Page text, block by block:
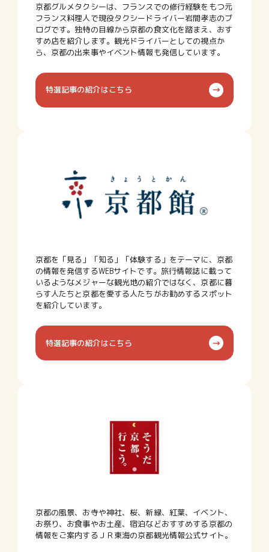
京都グルメタクシーは、フランスでの修行経験をもつ元
フランス料理人で現役タクシードライバー岩間孝志のブ
ログです。独特の目線から京都の食文化を踏まえ、おす
すめ店を紹介します。観光ドライバーとしての視点か
ら、京都の出来事やイベント情報も発信しています。
特選記事の紹介はこちら
京都を「見る」「知る」「体験する」をテーマに、京都
の情報を発信するWEBサイトです。旅行情報誌に載って
いるようなメジャーな観光地の紹介ではなく、京都に暮
らす人たちと京都を愛する人たちがお勧めするスポット
を紹介しています。
特選記事の紹介はこちら
京都の風景、お寺や神社、桜、新緑、紅葉、イベント、
お祭り、お食事やお土産、宿泊などおすすめする京都の
情報をご案内するＪＲ東海の京都観光情報公式サイト。